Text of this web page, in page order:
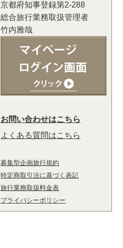
京都府知事登録第2-288
総合旅行業務取扱管理者
竹内雅哉
お問い合わせはこちら
よくある質問はこちら
募集型企画旅行規約
特定商取引法に基づく表記
旅行業務取扱料金表
プライバシーポリシー